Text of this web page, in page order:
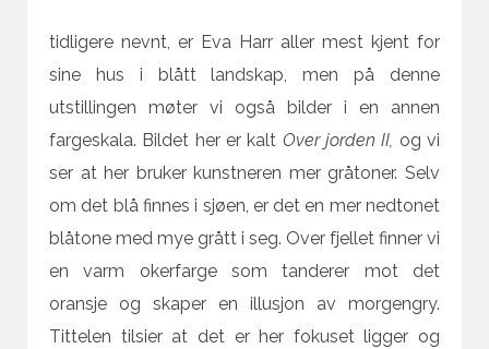
tidligere nevnt, er Eva Harr aller mest kjent for
sine hus i blått landskap, men på denne
utstillingen møter vi også bilder i en annen
fargeskala. Bildet her er kalt Over jorden II, og vi
ser at her bruker kunstneren mer gråtoner. Selv
om det blå finnes i sjøen, er det en mer nedtonet
blåtone med mye grått i seg. Over fjellet finner vi
en varm okerfarge som tanderer mot det
oransje og skaper en illusjon av morgengry.
Tittelen tilsier at det er her fokuset ligger og